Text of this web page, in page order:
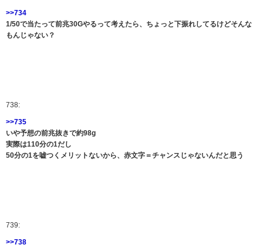
>>734
1/50で当たって前兆30Gやるって考えたら、ちょっと下振れしてるけどそんな
もんじゃない？
738:
>>735
いや予想の前兆抜きで約98g
実際は110分の1だし
50分の1を嘘つくメリットないから、赤文字＝チャンスじゃないんだと思う
739:
>>738